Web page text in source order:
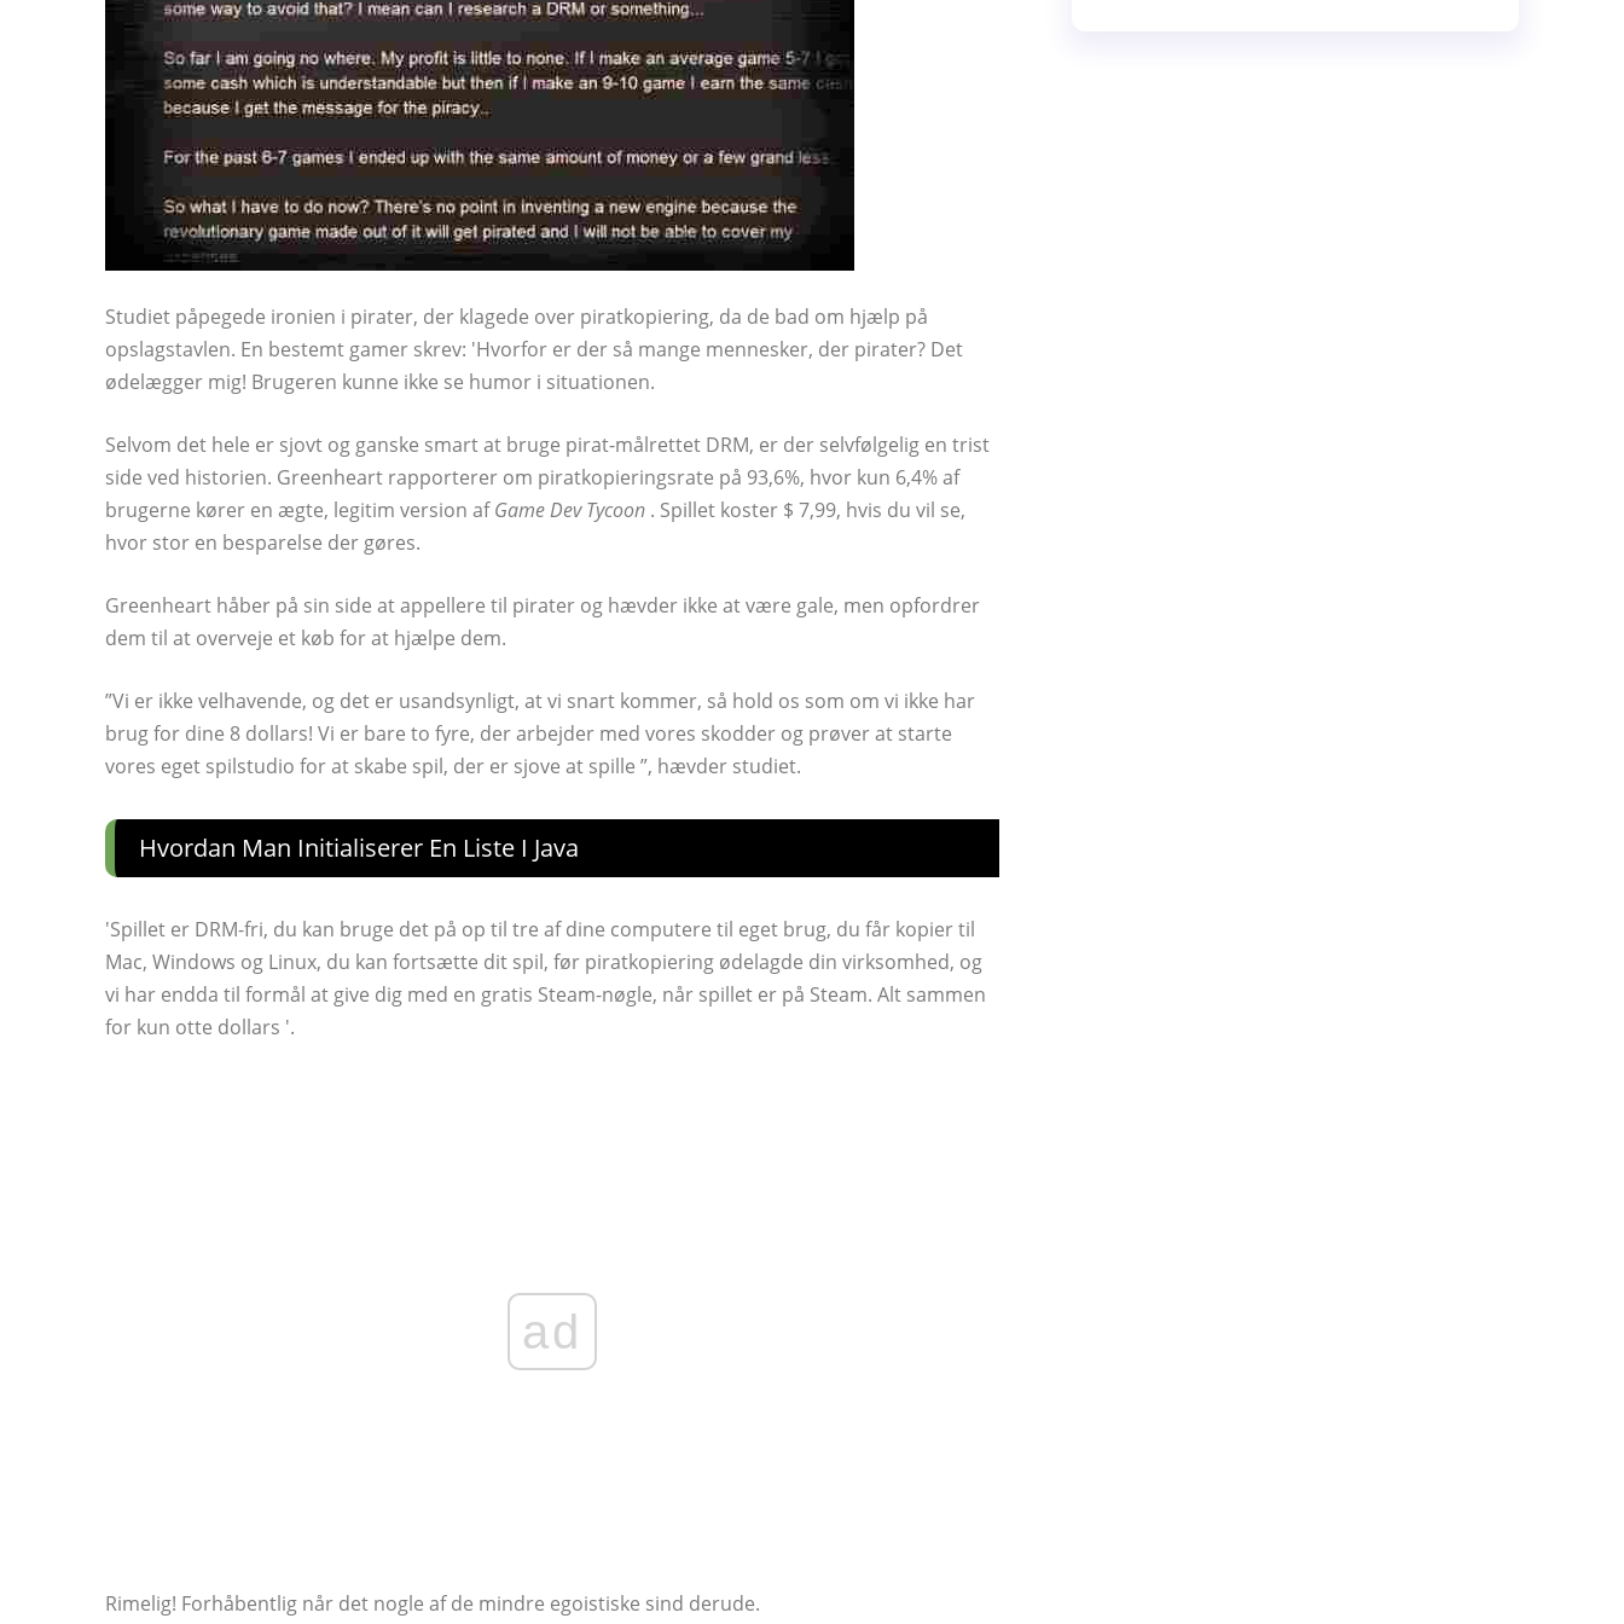
Studiet påpegede ironien i pirater, der klagede over piratkopiering, da de bad om hjælp på
opslagstavlen. En bestemt gamer skrev: 'Hvorfor er der så mange mennesker, der pirater? Det
ødelægger mig! Brugeren kunne ikke se humor i situationen.
Selvom det hele er sjovt og ganske smart at bruge pirat-målrettet DRM, er der selvfølgelig en trist
side ved historien. Greenheart rapporterer om piratkopieringsrate på 93,6%, hvor kun 6,4% af
brugerne kører en ægte, legitim version afGame Dev Tycoon . Spillet koster $ 7,99, hvis du vil se,
hvor stor en besparelse der gøres.
Greenheart håber på sin side at appellere til pirater og hævder ikke at være gale, men opfordrer
dem til at overveje et køb for at hjælpe dem.
”Vi er ikke velhavende, og det er usandsynligt, at vi snart kommer, så hold os som om vi ikke har
brug for dine 8 dollars! Vi er bare to fyre, der arbejder med vores skodder og prøver at starte
vores eget spilstudio for at skabe spil, der er sjove at spille ”, hævder studiet.
Hvordan Man Initialiserer En Liste I Java
'Spillet er DRM-fri, du kan bruge det på op til tre af dine computere til eget brug, du får kopier til
Mac, Windows og Linux, du kan fortsætte dit spil, før piratkopiering ødelagde din virksomhed, og
vi har endda til formål at give dig med en gratis Steam-nøgle, når spillet er på Steam. Alt sammen
for kun otte dollars '.
ad
Rimelig! Forhåbentlig når det nogle af de mindre egoistiske sind derude.